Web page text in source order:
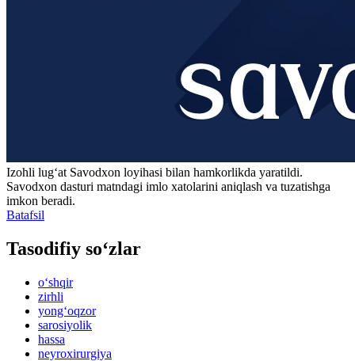
Izohli lugʻat Savodxon loyihasi bilan hamkorlikda yaratildi.
Savodxon dasturi matndagi imlo xatolarini aniqlash va tuzatishga
imkon beradi.
Batafsil
Tasodifiy so‘zlar
o‘shqir
zirhli
yong‘oqzor
sarosiyolik
hassa
neyroxirurgiya